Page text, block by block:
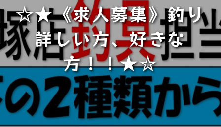
☆★《求人募集》釣り
詳しい方、好きな
方！！★☆